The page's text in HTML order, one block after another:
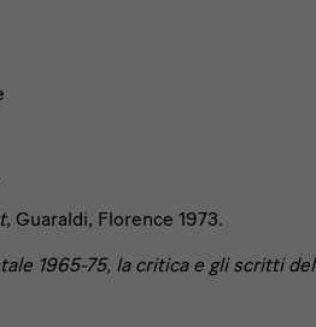
, Guaraldi, Florence 1973.
1965-75, la critica e gli scritti del